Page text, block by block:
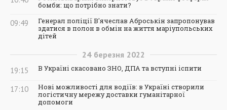
бомби: що потрібно знати?
09:49
Генерал поліції В'ячеслав Аброськін запропонував
здатися в полон в обмін на життя маріупольських
дітей
24 березня 2022
19:15 В Україні скасовано ЗНО, ДПА та вступні іспити
17:10
Нові можливості для водіїв: в Україні створили
логістичну мережу доставки гуманітарної
допомоги